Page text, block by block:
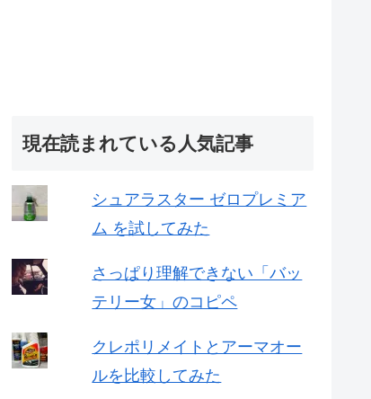
現在読まれている人気記事
シュアラスター ゼロプレミア
ム を試してみた
さっぱり理解できない「バッ
テリー女」のコピペ
クレポリメイトとアーマオー
ルを比較してみた